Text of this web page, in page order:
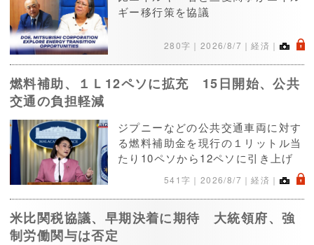
ギー移行策を協議
280字｜ 2026/8/7 ｜経済｜ .
燃料補助、１Ｌ12ペソに拡充 15日開始、公共
交通の負担軽減
ジプニーなどの公共交通車両に対す
る燃料補助金を現行の１リットル当
たり10ペソから12ペソに引き上げ
541字｜ 2026/8/7 ｜経済｜ .
米比関税協議、早期決着に期待 大統領府、強
制労働関与は否定